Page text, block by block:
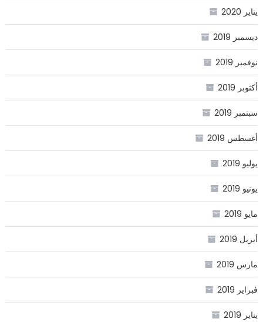
يناير 2020
ديسمبر 2019
نوفمبر 2019
أكتوبر 2019
سبتمبر 2019
أغسطس 2019
يوليو 2019
يونيو 2019
مايو 2019
أبريل 2019
مارس 2019
فبراير 2019
يناير 2019